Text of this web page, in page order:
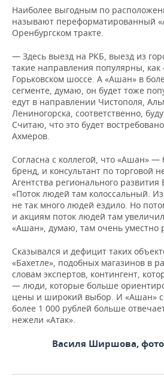
Наиболее выгодным по
называют переформатированный
Оренбургском тракте.
— Здесь выезд на РКБ, выезд из
такие направления популярны, как
Горьковском шоссе. А «Ашан» в
сегменте, думаю, он будет тоже
едут в направлении Чистополя,
Лениногорска, соответственно,
Считаю, что это будет
Ахмеров.
Согласна с коллегой, что «Ашан»
бренд, и консультант по торговой
Агентства регионального
«Поток людей там колоссальный.
не так много людей ездило. Но
и акциям поток людей там
«Ашан», думаю, там очень уместно
Сказывался и дефицит таких
«Бахетле», подобных магазинов в
словам экспертов, контингент,
— люди, которые больше
цены и широкий выбор. И «Ашан»
более 1 000 рублей больше
нежели «Атак».
Василя Ширшова,